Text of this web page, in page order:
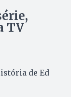
TV
de Ed